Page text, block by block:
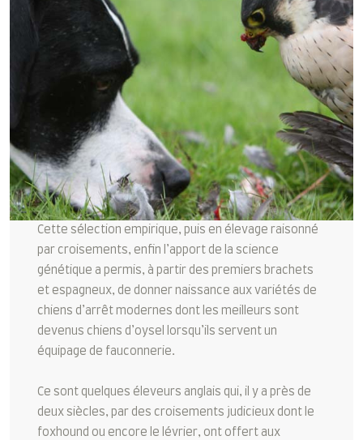
Cette sélection empirique, puis en élevage raisonné
par croisements, enfin l’apport de la science
génétique a permis, à partir des premiers brachets
et espagneux, de donner naissance aux variétés de
chiens d’arrêt modernes dont les meilleurs sont
devenus chiens d’oysel lorsqu’ils servent un
équipage de fauconnerie.
Ce sont quelques éleveurs anglais qui, il y a près de
deux siècles, par des croisements judicieux dont le
foxhound ou encore le lévrier, ont offert aux